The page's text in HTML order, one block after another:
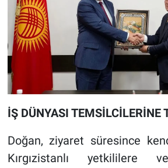
İŞ DÜNYASI TEMSİLCİLERİNE
Doğan, ziyaret süresince
Kırgızistanlı yetkililere